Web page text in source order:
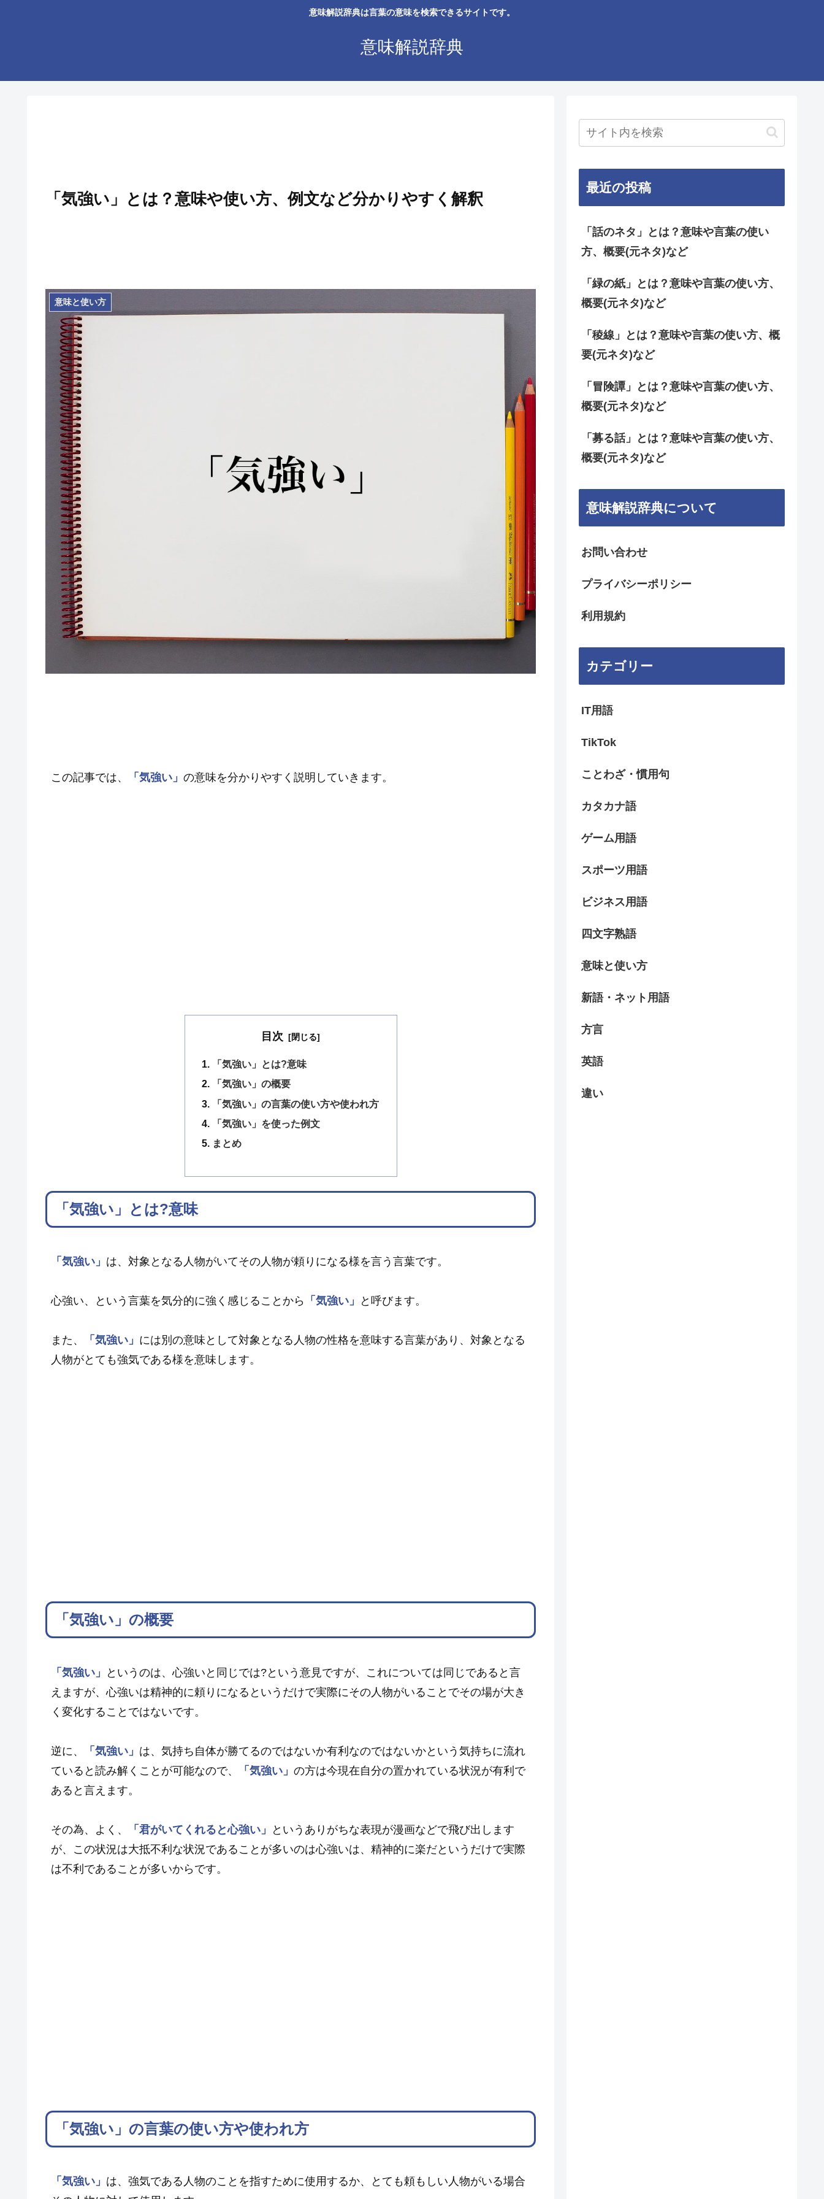
意味解説辞典は言葉の意味を検索できるサイトです。
意味解説辞典
「気強い」とは？意味や使い方、例文など分かりやすく解釈
意味と使い方
この記事では、 「気強い」 の意味を分かりやすく説明していきます。
目次
「気強い」とは?意味
「気強い」の概要
「気強い」の言葉の使い方や使われ方
「気強い」を使った例文
まとめ
「気強い」とは?意味
「気強い」 は、対象となる人物がいてその人物が頼りになる様を言う言葉です。
心強い、という言葉を気分的に強く感じることから 「気強い」 と呼びます。
また、 「気強い」 には別の意味として対象となる人物の性格を意味する言葉があり、対象となる
人物がとても強気である様を意味します。
「気強い」の概要
「気強い」
というのは、心強いと同じでは?という意見ですが、これについては同じであると言
えますが、心強いは精神的に頼りになるというだけで実際にその人物がいることでその場が大き
く変化することではないです。
逆に、 「気強い」 は、気持ち自体が勝てるのではないか有利なのではないかという気持ちに流れ
ていると読み解くことが可能なので、
「気強い」 の方は今現在自分の置かれている状況が有利で
あると言えます。
その為、よく、 「君がいてくれると心強い」
というありがちな表現が漫画などで飛び出します
が、この状況は大抵不利な状況であることが多いのは心強いは、精神的に楽だというだけで実際
は不利であることが多いからです。
「気強い」の言葉の使い方や使われ方
「気強い」 は、強気である人物のことを指すために使用するか、とても頼もしい人物がいる場合
最近の投稿
「話のネタ」とは？意味や言葉の使い
方、概要(元ネタ)など
「緑の紙」とは？意味や言葉の使い方、
概要(元ネタ)など
「稜線」とは？意味や言葉の使い方、概
要(元ネタ)など
「冒険譚」とは？意味や言葉の使い方、
概要(元ネタ)など
「募る話」とは？意味や言葉の使い方、
概要(元ネタ)など
意味解説辞典について
お問い合わせ
プライバシーポリシー
利用規約
カテゴリー
IT用語
TikTok
ことわざ・慣用句
カタカナ語
ゲーム用語
スポーツ用語
ビジネス用語
四文字熟語
意味と使い方
新語・ネット用語
方言
英語
違い